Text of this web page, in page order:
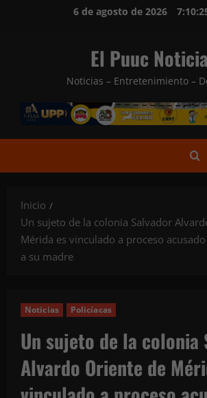
6 de agosto de 2026
El Puuc
Noticias – Entretenimiento –
Inicio
Un sujeto de la colonia Salvador
Mérida es vinculado a proceso
a su madre
Noticias Policíacas
Un sujeto de la colonia
Alvardo Oriente de